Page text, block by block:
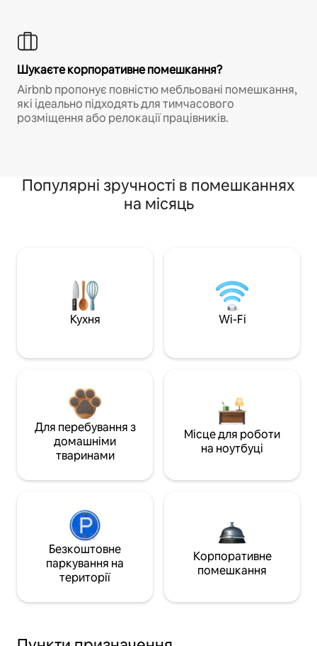
Шукаєте корпоративне помешкання?
Airbnb пропонує повністю мебльовані помешкання,
які ідеально підходять для тимчасового
розміщення або релокації працівників.
Популярні зручності в помешканнях
на місяць
Кухня Wi-Fi
Для перебування з
домашніми
тваринами
Місце для роботи
на ноутбуці
Безкоштовне
паркування на
території
Корпоративне
помешкання